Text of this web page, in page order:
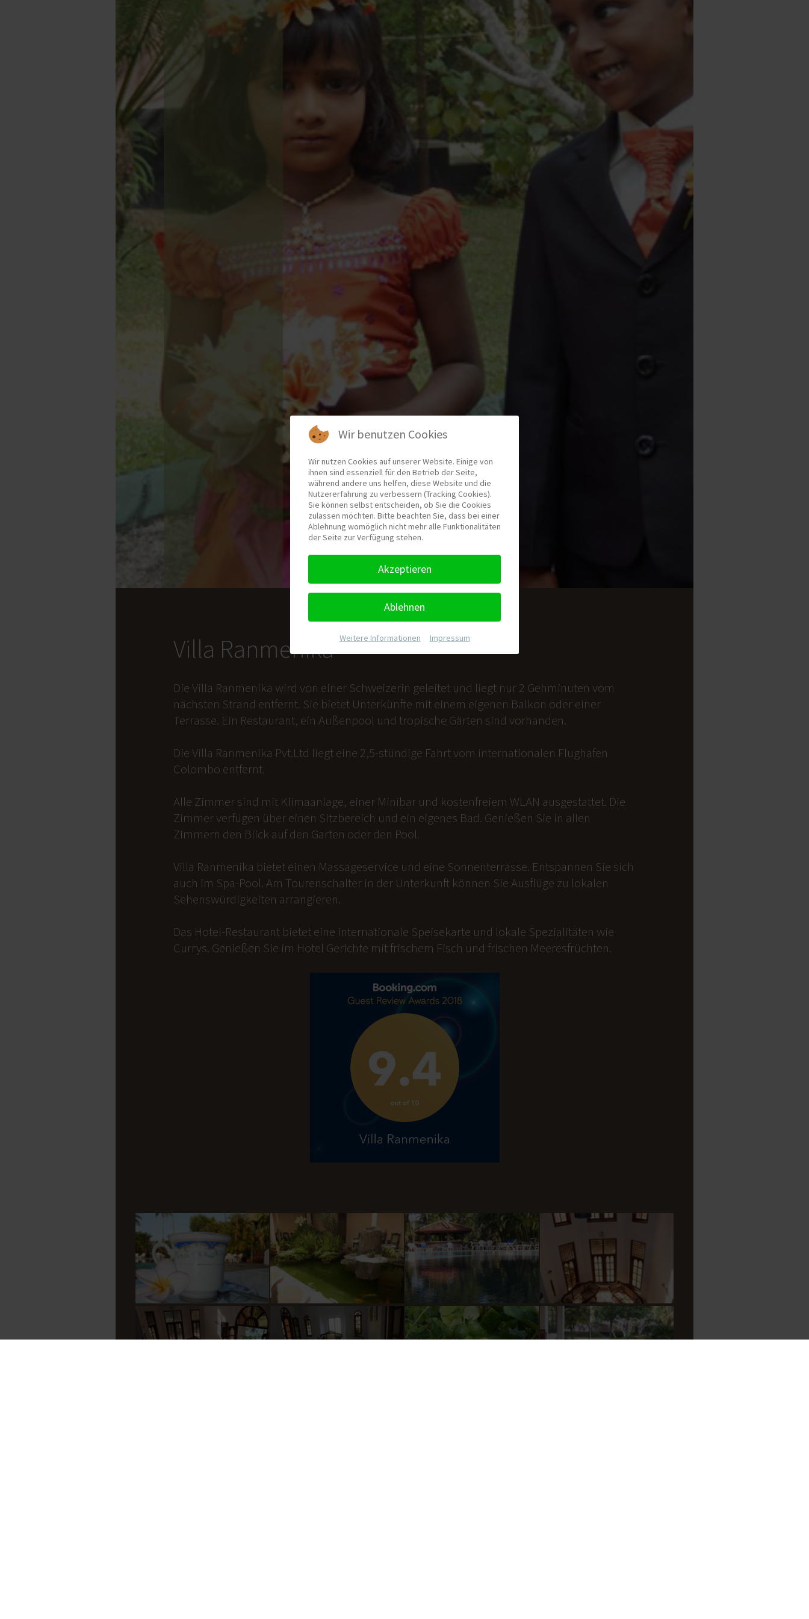
Villa Ranmenika
Die Villa Ranmenika wird von einer Schweizerin geleitet und liegt nur 2 Gehminuten vom
nächsten Strand entfernt. Sie bietet Unterkünfte mit einem eigenen Balkon oder einer
Terrasse. Ein Restaurant, ein Außenpool und tropische Gärten sind vorhanden.
Die Villa Ranmenika Pvt.Ltd liegt eine 2,5-stündige Fahrt vom internationalen Flughafen
Colombo entfernt.
Alle Zimmer sind mit Klimaanlage, einer Minibar und kostenfreiem WLAN ausgestattet. Die
Zimmer verfügen über einen Sitzbereich und ein eigenes Bad. Genießen Sie in allen
Zimmern den Blick auf den Garten oder den Pool.
Villa Ranmenika bietet einen Massageservice und eine Sonnenterrasse. Entspannen Sie sich
auch im Spa-Pool. Am Tourenschalter in der Unterkunft können Sie Ausflüge zu lokalen
Sehenswürdigkeiten arrangieren.
Das Hotel-Restaurant bietet eine internationale Speisekarte und lokale Spezialitäten wie
Currys. Genießen Sie im Hotel Gerichte mit frischem Fisch und frischen Meeresfrüchten.
Wir benutzen Cookies
Wir nutzen Cookies auf unserer Website. Einige von
ihnen sind essenziell für den Betrieb der Seite,
während andere uns helfen, diese Website und die
Nutzererfahrung zu verbessern (Tracking Cookies).
Sie können selbst entscheiden, ob Sie die Cookies
zulassen möchten. Bitte beachten Sie, dass bei einer
Ablehnung womöglich nicht mehr alle Funktionalitäten
der Seite zur Verfügung stehen.
Akzeptieren
Ablehnen
Weitere Informationen Impressum